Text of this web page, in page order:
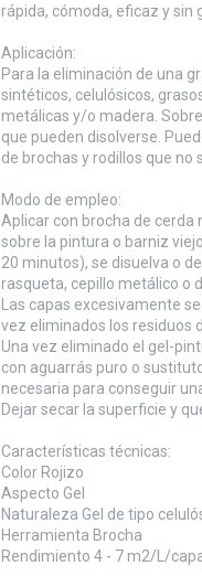
rápida, cómoda, eficaz y sin
Aplicación:
Para la eliminación de una
sintéticos, celulósicos,
metálicas y/o madera.
que pueden disolverse.
de brochas y rodillos que no
Modo de empleo:
Aplicar con brocha de
sobre la pintura o barniz
20 minutos), se disuelva o
rasqueta, cepillo metálico o
Las capas excesivamente
vez eliminados los residuos
Una vez eliminado el gel-
con aguarrás puro o
necesaria para conseguir
Dejar secar la superficie y
Características técnicas:
Color Rojizo
Aspecto Gel
Naturaleza Gel de tipo
Herramienta Brocha
Rendimiento 4 - 7 m2/L/